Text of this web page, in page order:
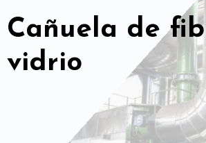
Cañuela de
vidrio